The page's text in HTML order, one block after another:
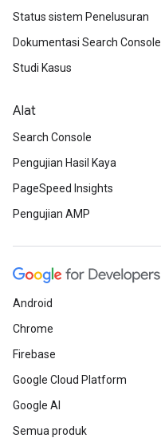
Status sistem Penelusuran
Dokumentasi Search Console
Studi Kasus
Alat
Search Console
Pengujian Hasil Kaya
PageSpeed Insights
Pengujian AMP
Android
Chrome
Firebase
Google Cloud Platform
Google AI
Semua produk